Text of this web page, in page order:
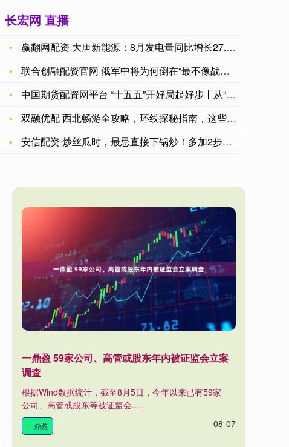
长宏网 直播
赢翻网配资 大唐新能源：8月发电量同比增长27.50%
联合创融配资官网 俄军中将为何倒在“最不像战场的地方”？ 城
中国期货配资网平台 “十五五”开好局起好步丨从“便捷服务”到
双融优配 西北畅游全攻略，环线探秘指南，这些干货你敢信？_小
安信配资 炒丝瓜时，最忌直接下锅炒！多加2步，丝瓜翠绿不发黑
一鼎盈 59家公司、高管或股东年内被证监会立案
调查
根据Wind数据统计，截至8月5日，今年以来已有59家
公司、高管或股东等被证监会....
一鼎盈 08-07